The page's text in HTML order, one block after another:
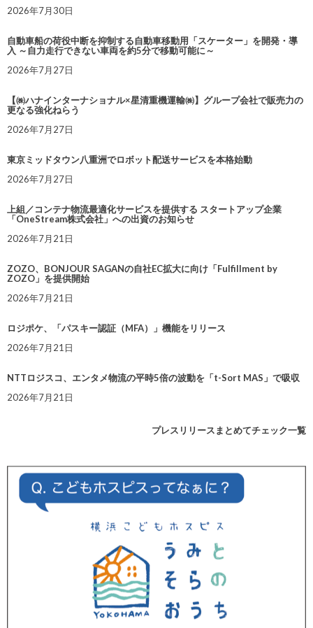
2026年7月30日
自動車船の荷役中断を抑制する自動車移動用「スケーター」を開発・導
入 ～自力走行できない車両を約5分で移動可能に～
2026年7月27日
【㈱ハナインターナショナル×星清重機運輸㈱】グループ会社で販売力の
更なる強化ねらう
2026年7月27日
東京ミッドタウン八重洲でロボット配送サービスを本格始動
2026年7月27日
上組／コンテナ物流最適化サービスを提供する スタートアップ企業
「OneStream株式会社」への出資のお知らせ
2026年7月21日
ZOZO、BONJOUR SAGANの自社EC拡大に向け「Fulfillment by
ZOZO」を提供開始
2026年7月21日
ロジポケ、「パスキー認証（MFA）」機能をリリース
2026年7月21日
NTTロジスコ、エンタメ物流の平時5倍の波動を「t-Sort MAS」で吸収
2026年7月21日
プレスリリースまとめてチェック一覧